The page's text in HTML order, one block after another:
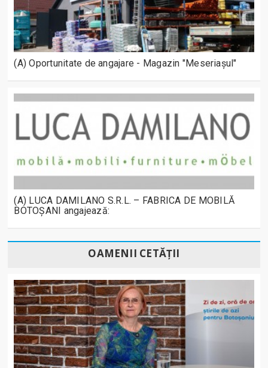
(A) Oportunitate de angajare - Magazin "Meseriașul"
(A) LUCA DAMILANO S.R.L. – FABRICA DE MOBILĂ
BOTOȘANI angajează:
OAMENII CETĂȚII